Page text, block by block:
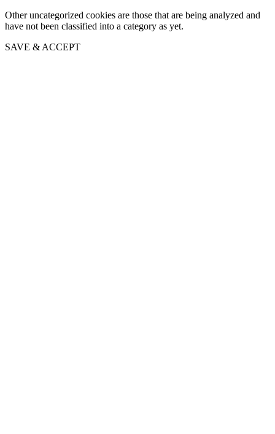
Other uncategorized cookies are those that are being analyzed and
have not been classified into a category as yet.
SAVE & ACCEPT